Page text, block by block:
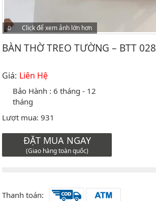
Click để xem ảnh lớn hơn
BÀN THỜ TREO TƯỜNG – BTT 028
Giá: Liên Hệ
Bảo Hành : 6 tháng - 12
tháng
Lượt mua:931
ĐẶT MUA NGAY
(Giao hàng toàn quốc)
Thanh toán: